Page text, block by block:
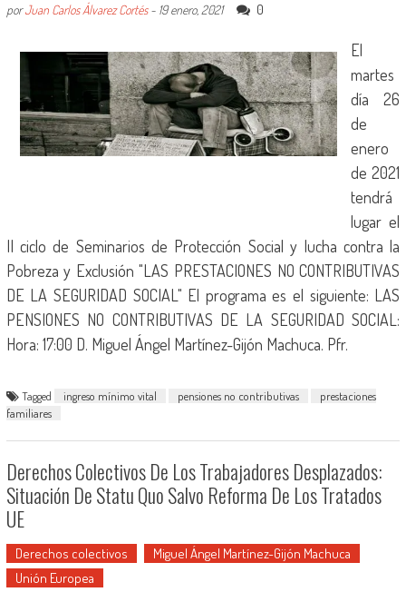
porJuan Carlos Álvarez Cortés- 19 enero, 2021 0
El
martes
día 26
de
enero
de 2021
tendrá
lugar el
II ciclo de Seminarios de Protección Social y lucha contra la
Pobreza y Exclusión "LAS PRESTACIONES NO CONTRIBUTIVAS
DE LA SEGURIDAD SOCIAL" El programa es el siguiente: LAS
PENSIONES NO CONTRIBUTIVAS DE LA SEGURIDAD SOCIAL:
Hora: 17:00 D. Miguel Ángel Martínez-Gijón Machuca. Pfr.
Tagged ingreso mínimo vital pensiones no contributivas
prestaciones
familiares
Derechos Colectivos De Los Trabajadores Desplazados:
Situación De Statu Quo Salvo Reforma De Los Tratados
UE
Derechos colectivos
Miguel Ángel Martínez-Gijón Machuca
Unión Europea